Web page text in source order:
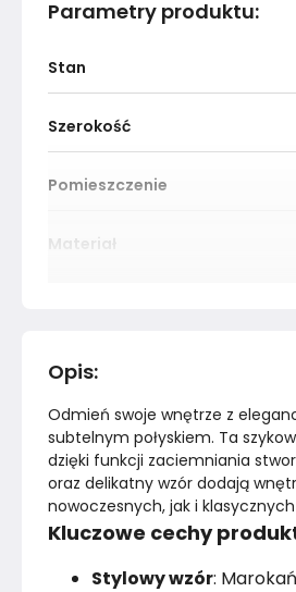
Parametry produktu:
Stan
Szerokość
Pomieszczenie
Materiał
Opis:
Odmień swoje wnętrze z
subtelnym połyskiem. Ta
dzięki funkcji zaciemniania
oraz delikatny wzór dodają
nowoczesnych, jak i
Kluczowe cechy
Stylowy wzór: